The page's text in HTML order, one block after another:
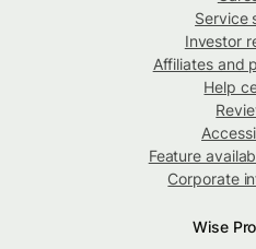
Service
Investor
Affiliates and
Help
Feature
Corporate
Wise